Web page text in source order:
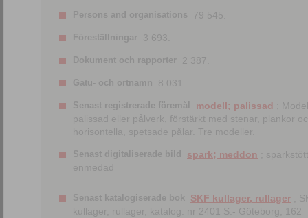
Persons and organisations 79 545.
Föreställningar 3 693.
Dokument och rapporter 2 387.
Gatu- och ortnamn 8 031.
Senast registrerade föremål modell; palissad
;
palissad eller pålverk, förstärkt med stenar, plankor
horisontella, spetsade pålar. Tre modeller.
Senast digitaliserade bild spark; meddon ;
enmedad
Senast katalogiserade bok SKF kullager, rullager ;
kullager, rullager, katalog. nr 2401 S.- Göteborg, 162